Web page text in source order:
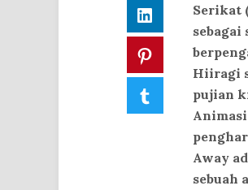
LinkedIn
Pinterest
Tumblr
Serikat
Hiiragi
pujian
Away
sebuah